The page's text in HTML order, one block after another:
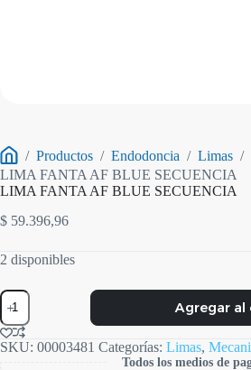
Inicio
/ Productos / Endodoncia / Limas /
LIMA FANTA AF BLUE SECUENCIA
LIMA FANTA AF BLUE SECUENCIA
$ 59.396,96
2 disponibles
LIMA
FANTA
AF
BLUE
SECUENCIA
Agregar al
SKU: 00003481 Categorías: Limas,
Todos los medios de